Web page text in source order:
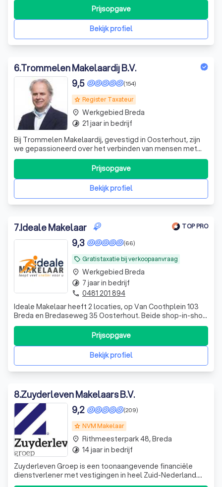
Bekijk profiel
Prijsopgave
6.Trommelen Makelaardij B.V.
grade Register Taxateur
(154)
9,5
Bij Trommelen Makelaardij, gevestigd in Oosterhout, zijn
we gepassioneerd over het verbinden van mensen met
hun droomhuizen. Met een diepgaande kennis van de
vastgoedmarkt en een scherp oog voor detail,
onderscheiden we ons door onze expertise en toewijding
aan elke klant. We begrijpen dat elke tran
Bekijk profiel
Prijsopgave
place Werkgebied Breda
timelapse 21 jaar in bedrijf
7.Ideale Makelaar TOP PRO
local_offer Gratis taxatie bij verkoopaanvraag
(66)
9,3
Ideale Makelaar heeft 2 locaties, op Van Coothplein 103
Breda en Bredaseweg 35 Oosterhout. Beide shop-in-shop
bij De Hypotheker. Ideale Makelaar loopt veel sneller voor
Bekijk profiel
Prijsopgave
place Werkgebied Breda
timelapse 7 jaar in bedrijf
phone 0481 201 894
8.Zuyderleven Makelaars B.V.
grade NVM Makelaar
(209)
9,2
Zuyderleven Groep is een toonaangevende financiële
dienstverlener met vestigingen in heel Zuid-Nederland.
Met een team van meer dan 75 deskundige medewerkers
place Rithmeesterpark 48, Breda
timelapse 14 jaar in bedrijf